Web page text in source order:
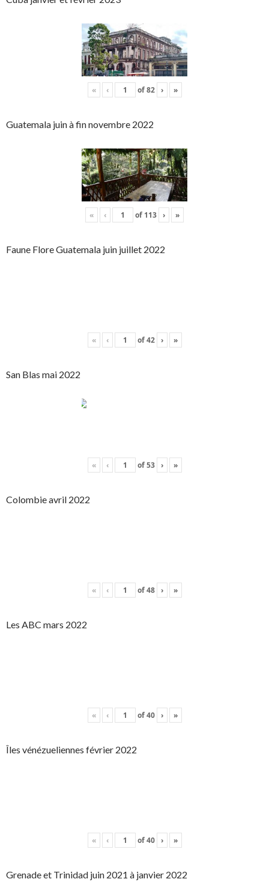
« ‹ of82 › »
Guatemala juin à fin novembre 2022
« ‹ of 113 › »
Faune Flore Guatemala juin juillet 2022
« ‹ of42 › »
San Blas mai 2022
« ‹ of53 › »
Colombie avril 2022
« ‹ of48 › »
Les ABC mars 2022
« ‹ of40 › »
Îles vénézueliennes février 2022
« ‹ of40 › »
Grenade et Trinidad juin 2021 à janvier 2022